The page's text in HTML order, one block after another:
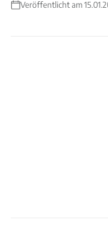
Veröffentlicht am